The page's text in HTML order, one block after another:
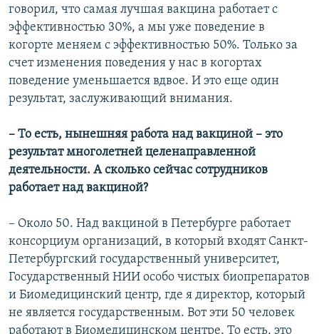
говорил, что самая лучшая вакцина работает с
эффективностью 30%, а мы уже поведение в
когорте меняем с эффективностью 50%. Только за
счет изменения поведения у нас в когортах
поведение уменьшается вдвое. И это еще один
результат, заслуживающий внимания.
– То есть, нынешняя работа над вакциной – это
результат многолетней целенаправленной
деятельности. А сколько сейчас сотрудников
работает над вакциной?
– Около 50. Над вакциной в Петербурге работает
консорциум организаций, в который входят Санкт-
Петербургский государственный университет,
Государственный НИИ особо чистых биопрепаратов
и Биомедицинский центр, где я директор, который
не является государственным. Вот эти 50 человек
работают в Биомедицинском центре. То есть, это